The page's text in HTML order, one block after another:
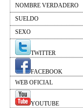
NOMBRE VERDADERO
SUELDO
SEXO
TWITTER
FACEBOOK
WEB OFICIAL
YOUTUBE